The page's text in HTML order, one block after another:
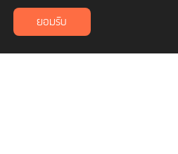
CHIANG MAI
บริษัท ทิงค์เน็ต จำกัด (สาขาเชียงใหม่)
ยอมรับ